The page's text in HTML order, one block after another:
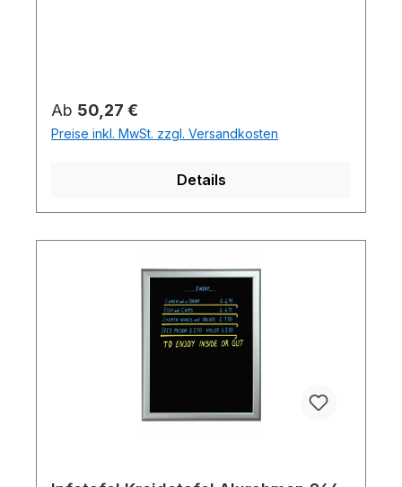
Regulärer Preis:
Ab 50,27 €
Preise inkl. MwSt. zzgl. Versandkosten
Details